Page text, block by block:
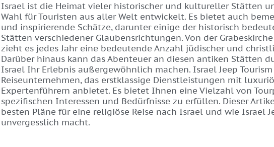
Israel ist die Heimat vieler historischer und kultureller Stätten
Wahl für Touristen aus aller Welt entwickelt. Es bietet auch
und inspirierende Schätze, darunter einige der historisch
Stätten verschiedener Glaubensrichtungen. Von der
zieht es jedes Jahr eine bedeutende Anzahl jüdischer und
Darüber hinaus kann das Abenteuer an diesen antiken Stätten
Israel Ihr Erlebnis außergewöhnlich machen. Israel Jeep
Reiseunternehmen, das erstklassige Dienstleistungen mit
Expertenführern anbietet. Es bietet Ihnen eine Vielzahl von
spezifischen Interessen und Bedürfnisse zu erfüllen. Dieser
besten Pläne für eine religiöse Reise nach Israel und wie Israel
unvergesslich macht.